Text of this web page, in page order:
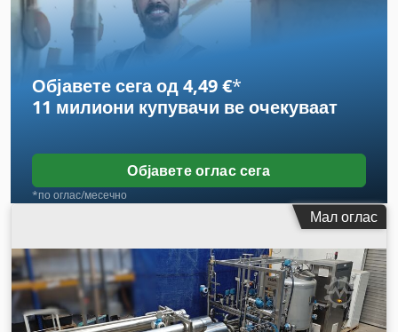
Објавете сега од 4,49 €*
11 милиони купувачи ве очекуваат
Објавете оглас сега
*по оглас/месечно
Мал оглас